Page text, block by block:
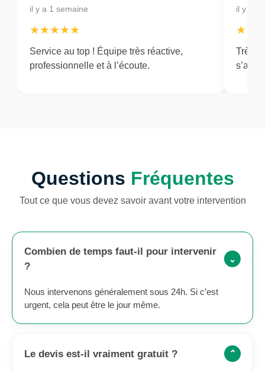
il y a 1 semaine
★★★★★
Service au top ! Équipe très réactive,
professionnelle et à l’écoute.
il y a 2
Très
Questions Fréquentes
Tout ce que vous devez savoir avant votre intervention
Combien de temps faut-il pour intervenir
?
⌃
Nous intervenons généralement sous 24h. Si c’est
urgent, cela peut être le jour même.
Le devis est-il vraiment gratuit ? ⌃